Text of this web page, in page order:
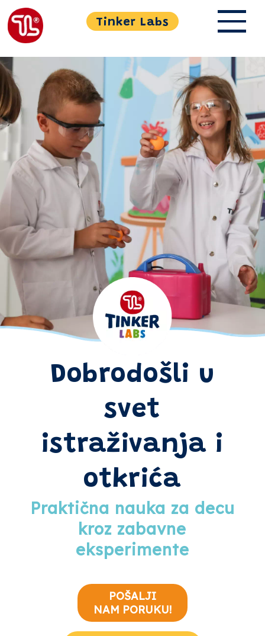
Tinker Labs
Dobrodošli u
svet
istraživanja i
otkrića
Praktična nauka za decu
kroz zabavne
eksperimente
POŠALJI
NAM PORUKU!